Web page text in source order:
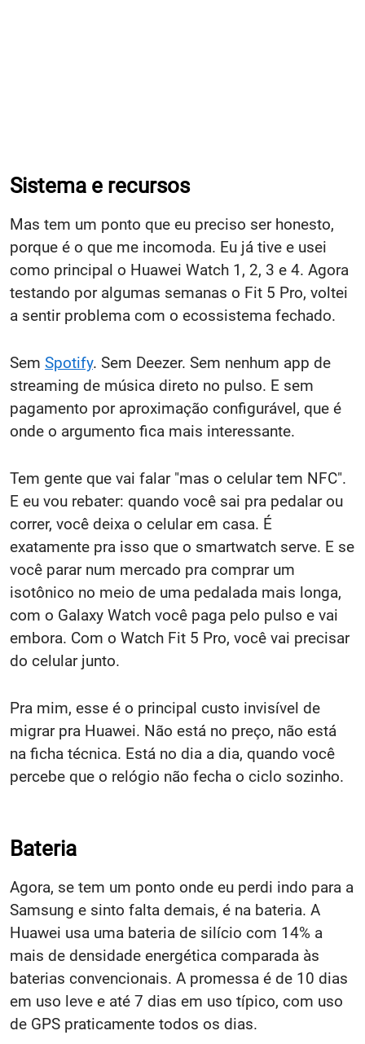
Sistema e recursos
Mas tem um ponto que eu preciso ser honesto,
porque é o que me incomoda. Eu já tive e usei
como principal o Huawei Watch 1, 2, 3 e 4. Agora
testando por algumas semanas o Fit 5 Pro, voltei
a sentir problema com o ecossistema fechado.
Sem Spotify. Sem Deezer. Sem nenhum app de
streaming de música direto no pulso. E sem
pagamento por aproximação configurável, que é
onde o argumento fica mais interessante.
Tem gente que vai falar "mas o celular tem NFC".
E eu vou rebater: quando você sai pra pedalar ou
correr, você deixa o celular em casa. É
exatamente pra isso que o smartwatch serve. E se
você parar num mercado pra comprar um
isotônico no meio de uma pedalada mais longa,
com o Galaxy Watch você paga pelo pulso e vai
embora. Com o Watch Fit 5 Pro, você vai precisar
do celular junto.
Pra mim, esse é o principal custo invisível de
migrar pra Huawei. Não está no preço, não está
na ficha técnica. Está no dia a dia, quando você
percebe que o relógio não fecha o ciclo sozinho.
Bateria
Agora, se tem um ponto onde eu perdi indo para a
Samsung e sinto falta demais, é na bateria. A
Huawei usa uma bateria de silício com 14% a
mais de densidade energética comparada às
baterias convencionais. A promessa é de 10 dias
em uso leve e até 7 dias em uso típico, com uso
de GPS praticamente todos os dias.